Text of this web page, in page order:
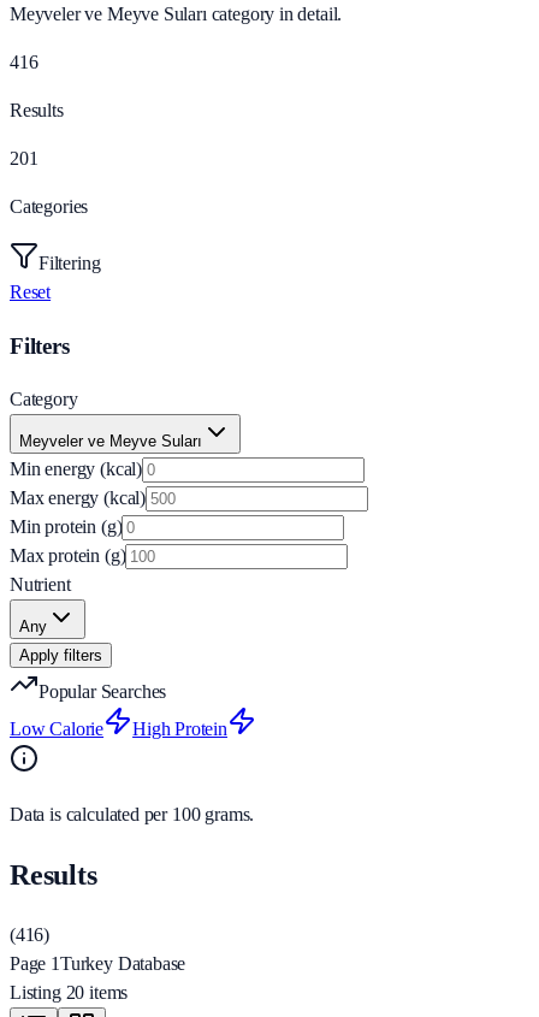
Meyveler ve Meyve Suları category in detail.
416
Results
201
Categories
Filtering
Reset
Filters
Category
Meyveler ve Meyve Suları
Min energy (kcal)
Max energy (kcal)
Min protein (g)
Max protein (g)
Nutrient
Any
Apply filters
Popular Searches
Low Calorie
High Protein
Data is calculated per 100 grams.
Results
(416)
Page 1Turkey Database
Listing 20 items